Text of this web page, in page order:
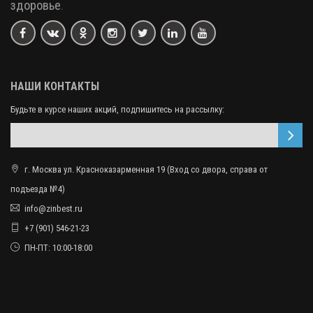
здоровье.
НАШИ КОНТАКТЫ
Будьте в курсе наших акций, подпишитесь на рассылку:
г. Москва ул. Красноказарменная 19 (Вход со двора, справа от
подъезда №4)
info@zinbest.ru
+7 (901) 546-21-23
ПН-ПТ: 10:00-18:00